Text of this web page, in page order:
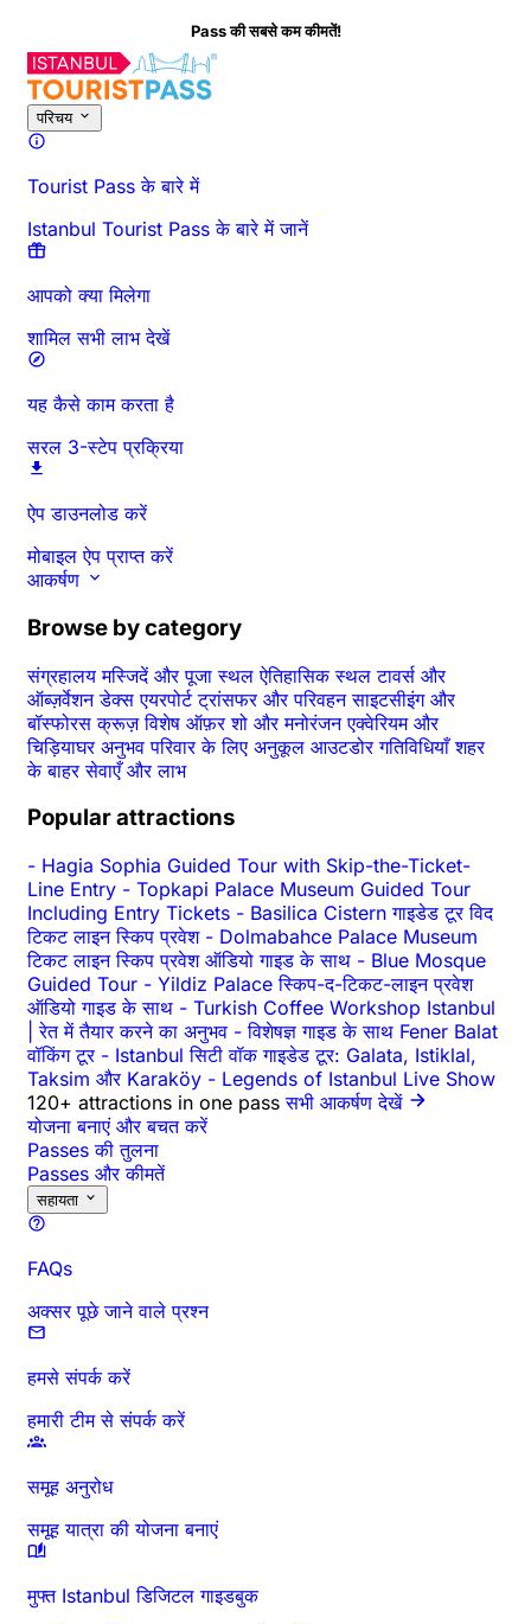
परिचय
Tourist Pass के बारे में
Istanbul Tourist Pass के बारे में जानें
आपको क्या मिलेगा
शामिल सभी लाभ देखें
यह कैसे काम करता है
सरल 3-स्टेप प्रक्रिया
ऐप डाउनलोड करें
मोबाइल ऐप प्राप्त करें
आकर्षण
Browse by category
संग्रहालयमस्जिदें और पूजा स्थलऐतिहासिक स्थलटावर्स और
ऑब्ज़र्वेशन डेक्सएयरपोर्ट ट्रांसफर और परिवहनसाइटसीइंग और
बॉस्फोरस क्रूज़विशेष ऑफ़रशो और मनोरंजनएक्वेरियम और
चिड़ियाघर अनुभवपरिवार के लिए अनुकूल आउटडोर गतिविधियाँशहर
के बाहरसेवाएँ और लाभ
Popular attractions
- Hagia Sophia Guided Tour with Skip-the-Ticket-
Line Entry - Topkapi Palace Museum Guided Tour
Including Entry Tickets - Basilica Cistern गाइडेड टूर विद
टिकट लाइन स्किप प्रवेश - Dolmabahce Palace Museum
टिकट लाइन स्किप प्रवेश ऑडियो गाइड के साथ - Blue Mosque
Guided Tour - Yildiz Palace स्किप-द-टिकट-लाइन प्रवेश
ऑडियो गाइड के साथ - Turkish Coffee Workshop Istanbul
| रेत में तैयार करने का अनुभव - विशेषज्ञ गाइड के साथ Fener Balat
वॉकिंग टूर - Istanbul सिटी वॉक गाइडेड टूर: Galata, Istiklal,
Taksim और Karaköy - Legends of Istanbul Live Show
120+ attractions in one pass सभी आकर्षण देखें
योजना बनाएं और बचत करें
Passes की तुलना
Passes और कीमतें
सहायता
FAQs
अक्सर पूछे जाने वाले प्रश्न
हमसे संपर्क करें
हमारी टीम से संपर्क करें
समूह अनुरोध
समूह यात्रा की योजना बनाएं
मुफ्त Istanbul डिजिटल गाइडबुक